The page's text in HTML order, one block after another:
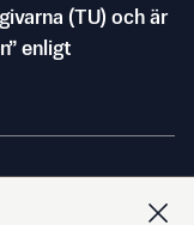
(TU) och är
enligt